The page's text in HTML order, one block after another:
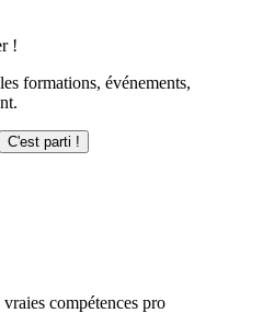
!
formations, événements,
C'est parti !
compétences pro